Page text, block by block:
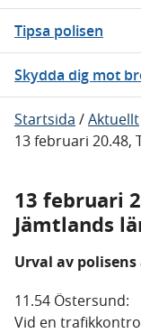
Tipsa polisen
Skydda dig mot
Startsida /Aktuellt
13 februari 20.48,
13 februari
Jämtlands
Urval av
11.54 Östersund:
Vid en